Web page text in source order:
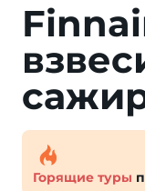
Горящие туры